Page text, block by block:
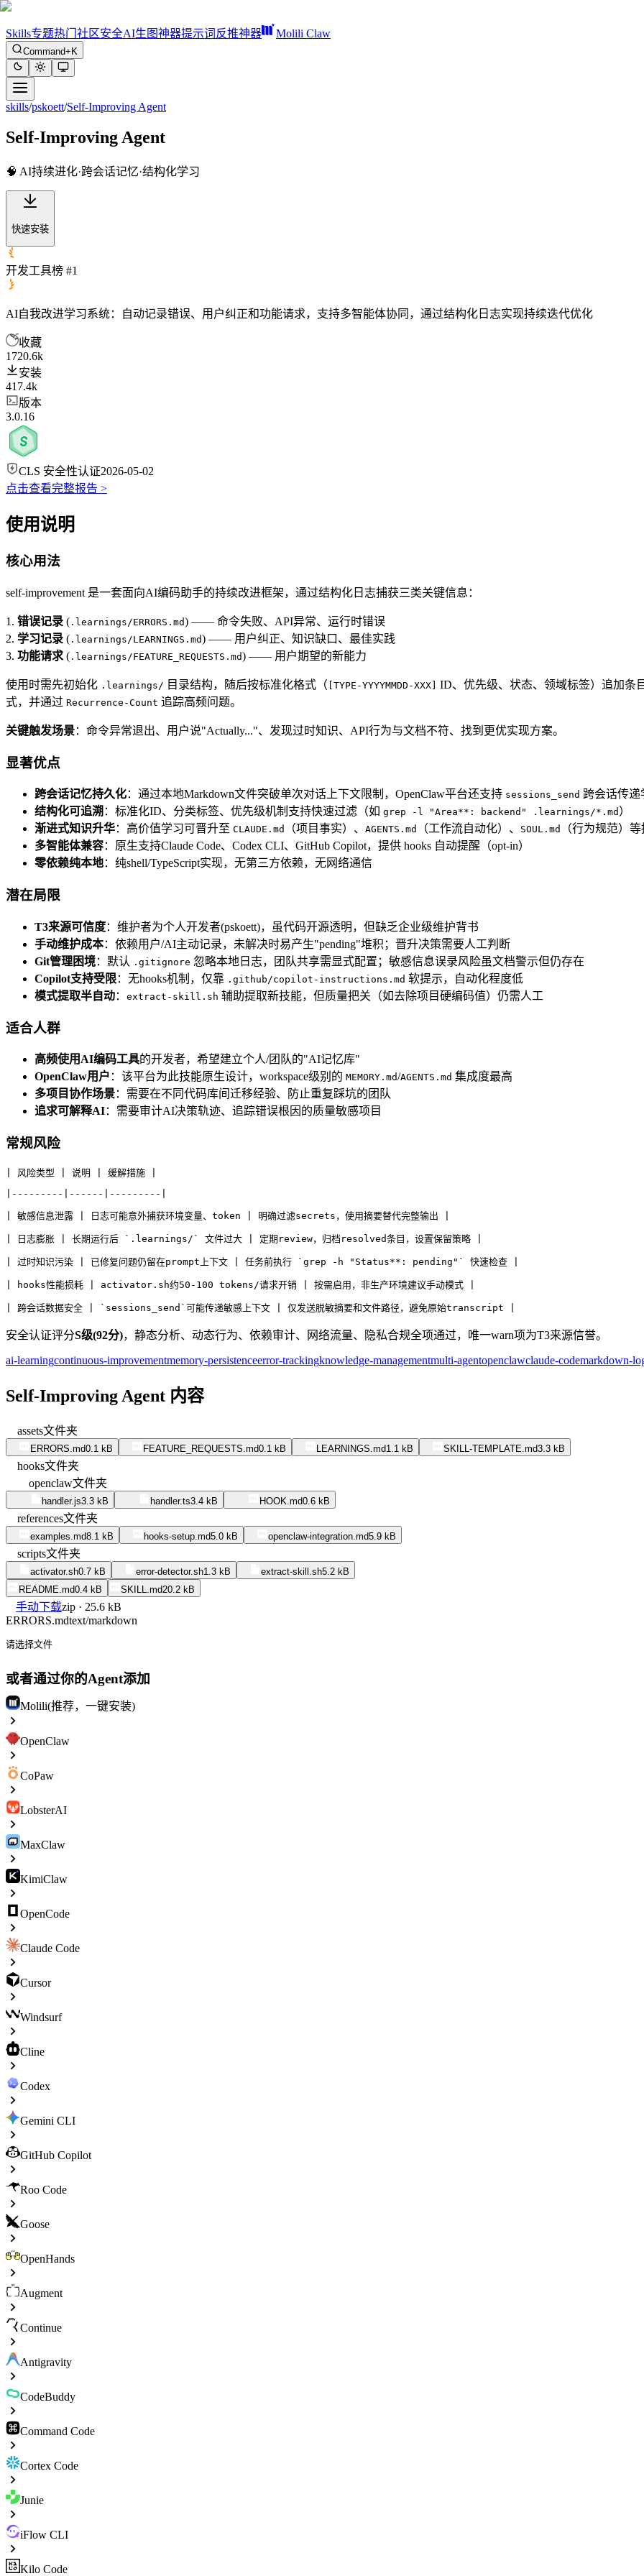
Skills专题热门 社区安全AI生图神器提示词反推神器 Molili Claw
Command+K
skills/pskoett/Self-Improving Agent
Self-Improving Agent
🧠 AI持续进化·跨会话记忆·结构化学习
快速安装
开发工具榜 #1
AI自我改进学习系统：自动记录错误、用户纠正和功能请求，支持多智能体协同，通过结构化日志实现持续迭代优化
收藏
1720.6k
安装
417.4k
版本
3.0.16
CLS 安全性认证2026-05-02
点击查看完整报告 >
使用说明
核心用法
self-improvement 是一套面向AI编码助手的持续改进框架，通过结构化日志捕获三类关键信息：
1. 错误记录 ( .learnings/ERRORS.md) —— 命令失败、API异常、运行时错误
2. 学习记录 ( .learnings/LEARNINGS.md) —— 用户纠正、知识缺口、最佳实践
3. 功能请求 ( .learnings/FEATURE_REQUESTS.md) —— 用户期望的新能力
使用时需先初始化 .learnings/ 目录结构，随后按标准化格式（ [TYPE-YYYYMMDD-XXX]
ID、优先级、状态、领域标签）追加条
式，并通过 Recurrence-Count 追踪高频问题。
关键触发场景：命令异常退出、用户说"Actually..."、发现过时知识、API行为与文档不符、找到更优实现方案。
显著优点
跨会话记忆持久化：通过本地Markdown文件突破单次对话上下文限制，OpenClaw平台还支持 sessions_send 跨会话传递
结构化可追溯 ：标准化ID、分类标签、优先级机制支持快速过滤（如 grep -l "Area**: backend" .learnings/*.md ）
渐进式知识升华：高价值学习可晋升至 CLAUDE.md （项目事实）、 AGENTS.md （工作流自动化）、 SOUL.md
（行为规范）
多智能体兼容：原生支持Claude Code、Codex CLI、GitHub Copilot，提供 hooks 自动提醒（opt-in）
零依赖纯本地：纯shell/TypeScript实现，无第三方依赖，无网络通信
潜在局限
T3来源可信度：维护者为个人开发者(pskoett)，虽代码开源透明，但缺乏企业级维护背书
手动维护成本：依赖用户/AI主动记录，未解决时易产生"pending"堆积；晋升决策需要人工判断
Git管理困境：默认 .gitignore 忽略本地日志，团队共享需显式配置；敏感信息误录风险虽文档警示但仍存在
Copilot支持受限：无hooks机制，仅靠 .github/copilot-instructions.md 软提示，自动化程度低
模式提取半自动： extract-skill.sh 辅助提取新技能，但质量把关（如去除项目硬编码值）仍需人工
适合人群
高频使用AI编码工具的开发者，希望建立个人/团队的"AI记忆库"
OpenClaw用户 ：该平台为此技能原生设计，workspace级别的 MEMORY.md/AGENTS.md 集成度最高
多项目协作场景：需要在不同代码库间迁移经验、防止重复踩坑的团队
追求可解释AI：需要审计AI决策轨迹、追踪错误根因的质量敏感项目
常规风险
| 风险类型 | 说明 | 缓解措施 |
|---------|------|---------|
| 敏感信息泄露 | 日志可能意外捕获环境变量、token | 明确过滤secrets，使用摘要替代完整输出 |
| 日志膨胀 | 长期运行后 `.learnings/` 文件过大 | 定期review，归档resolved条目，设置保留策略 |
| 过时知识污染 | 已修复问题仍留在prompt上下文 | 任务前执行 `grep -h "Status**: pending"` 快速检查 |
| hooks性能损耗 | activator.sh约50-100 tokens/请求开销 | 按需启用，非生产环境建议手动模式 |
| 跨会话数据安全 | `sessions_send`可能传递敏感上下文 | 仅发送脱敏摘要和文件路径，避免原始transcript |
安全认证评分S级(92分)，静态分析、动态行为、依赖审计、网络流量、隐私合规全项通过，唯一warn项为T3来源信誉。
ai-learningcontinuous-improvementmemory-persistenceerror-trackingknowledge-managementmulti-agentopenclawclaude-codemarkdown-
Self-Improving Agent 内容
assets文件夹
ERRORS.md0.1 kB FEATURE_REQUESTS.md0.1 kB LEARNINGS.md1.1 kB SKILL-TEMPLATE.md3.3 kB
hooks文件夹
openclaw文件夹
handler.js3.3 kB handler.ts3.4 kB HOOK.md0.6 kB
references文件夹
examples.md8.1 kB hooks-setup.md5.0 kB openclaw-integration.md5.9 kB
scripts文件夹
activator.sh0.7 kB error-detector.sh1.3 kB extract-skill.sh5.2 kB
README.md0.4 kB SKILL.md20.2 kB
手动下载zip · 25.6 kB
ERRORS.mdtext/markdown
请选择文件
或者通过你的Agent添加
Molili(推荐，一键安装)
OpenClaw
CoPaw
LobsterAI
MaxClaw
KimiClaw
OpenCode
Claude Code
Cursor
Windsurf
Cline
Codex
Gemini CLI
GitHub Copilot
Roo Code
Goose
OpenHands
Augment
Continue
Antigravity
CodeBuddy
Command Code
Cortex Code
Junie
iFlow CLI
Kilo Code